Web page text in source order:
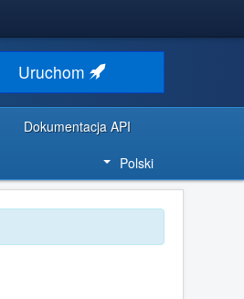
Uruchom
Dokumentacja API
Polski